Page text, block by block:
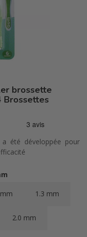
brossette
Brossettes
été développée pour
1.3 mm
2.0 mm